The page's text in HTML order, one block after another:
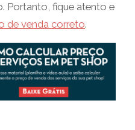
Portanto, fique atento e
de venda correto.